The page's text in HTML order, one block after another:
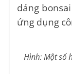
dáng
ứng dụng
Hình: Một số